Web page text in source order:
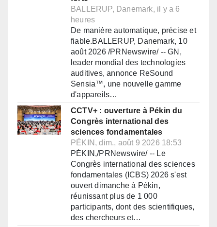
BALLERUP, Danemark, il y a 6
heures
De manière automatique, précise et
fiable.BALLERUP, Danemark, 10
août 2026 /PRNewswire/ -- GN,
leader mondial des technologies
auditives, annonce ReSound
Sensia™, une nouvelle gamme
d'appareils…
CCTV+ : ouverture à Pékin du
Congrès international des
sciences fondamentales
PÉKIN, dim., août 9 2026 18:53
PÉKIN,/PRNewswire/ -- Le
Congrès international des sciences
fondamentales (ICBS) 2026 s'est
ouvert dimanche à Pékin,
réunissant plus de 1 000
participants, dont des scientifiques,
des chercheurs et…